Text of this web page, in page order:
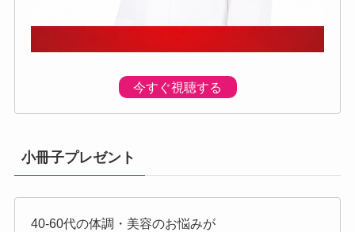
今すぐ視聴する
小冊子プレゼント
40-60代の体調・美容のお悩みが